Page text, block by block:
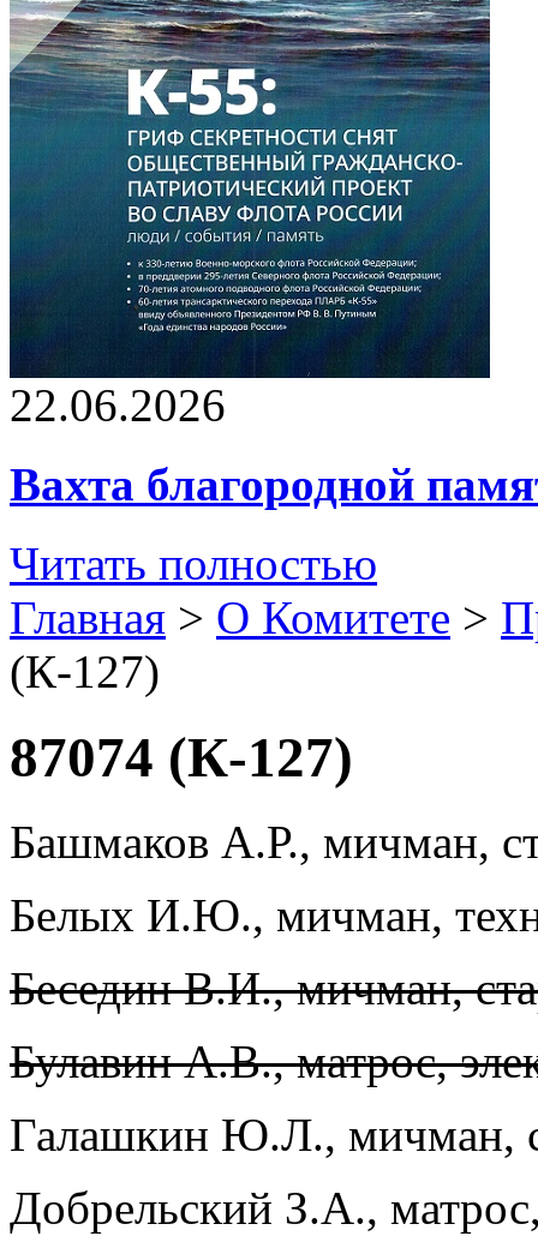
22.06.2026
Вахта благородной
Читать полностью
Главная > О Комитете >
(К-127)
87074 (К-127)
Башмаков А.Р., мичман,
Белых И.Ю., мичман,
Беседин В.И., мичман,
Булавин А.В., матрос,
Галашкин Ю.Л., мичман,
Добрельский З.А.,